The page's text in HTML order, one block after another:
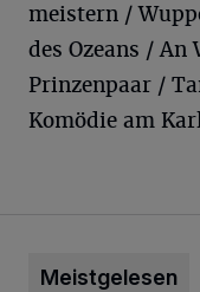
meistern /
des Ozeans /
Prinzenpaar /
Komödie am
Meistgelesen